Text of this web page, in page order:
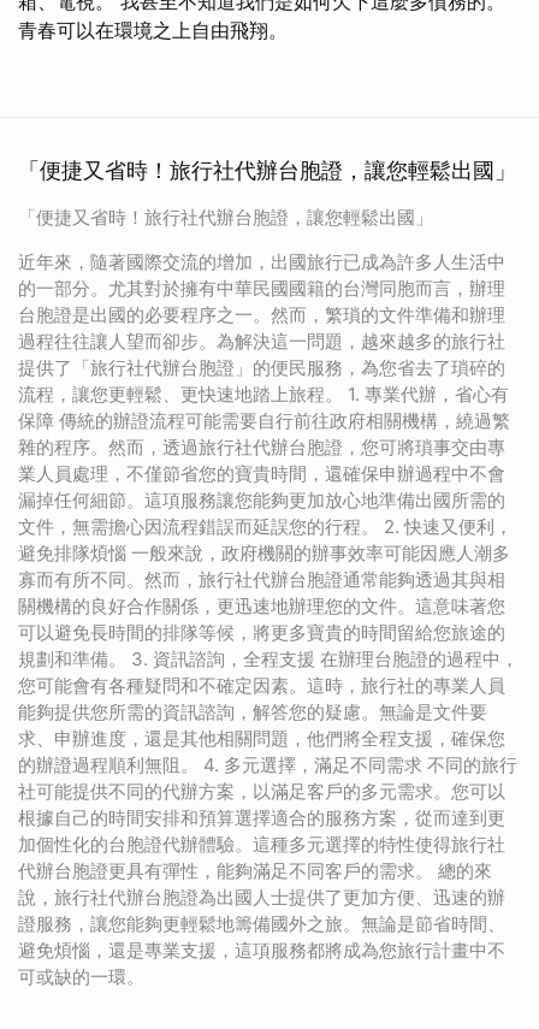
青春可以在環境之上自由飛翔。
「便捷又省時！旅行社代辦台胞證，讓您輕鬆出國」
「便捷又省時！旅行社代辦台胞證，讓您輕鬆出國」
近年來，隨著國際交流的增加，出國旅行已成為許多人生活中
的一部分。尤其對於擁有中華民國國籍的台灣同胞而言，辦理
台胞證是出國的必要程序之一。然而，繁瑣的文件準備和辦理
過程往往讓人望而卻步。為解決這一問題，越來越多的旅行社
提供了「旅行社代辦台胞證」的便民服務，為您省去了瑣碎的
流程，讓您更輕鬆、更快速地踏上旅程。 1. 專業代辦，省心有
保障 傳統的辦證流程可能需要自行前往政府相關機構，繞過繁
雜的程序。然而，透過旅行社代辦台胞證，您可將瑣事交由專
業人員處理，不僅節省您的寶貴時間，還確保申辦過程中不會
漏掉任何細節。這項服務讓您能夠更加放心地準備出國所需的
文件，無需擔心因流程錯誤而延誤您的行程。 2. 快速又便利，
避免排隊煩惱 一般來說，政府機關的辦事效率可能因應人潮多
寡而有所不同。然而，旅行社代辦台胞證通常能夠透過其與相
關機構的良好合作關係，更迅速地辦理您的文件。這意味著您
可以避免長時間的排隊等候，將更多寶貴的時間留給您旅途的
規劃和準備。 3. 資訊諮詢，全程支援 在辦理台胞證的過程中，
您可能會有各種疑問和不確定因素。這時，旅行社的專業人員
能夠提供您所需的資訊諮詢，解答您的疑慮。無論是文件要
求、申辦進度，還是其他相關問題，他們將全程支援，確保您
的辦證過程順利無阻。 4. 多元選擇，滿足不同需求 不同的旅行
社可能提供不同的代辦方案，以滿足客戶的多元需求。您可以
根據自己的時間安排和預算選擇適合的服務方案，從而達到更
加個性化的台胞證代辦體驗。這種多元選擇的特性使得旅行社
代辦台胞證更具有彈性，能夠滿足不同客戶的需求。 總的來
說，旅行社代辦台胞證為出國人士提供了更加方便、迅速的辦
證服務，讓您能夠更輕鬆地籌備國外之旅。無論是節省時間、
避免煩惱，還是專業支援，這項服務都將成為您旅行計畫中不
可或缺的一環。